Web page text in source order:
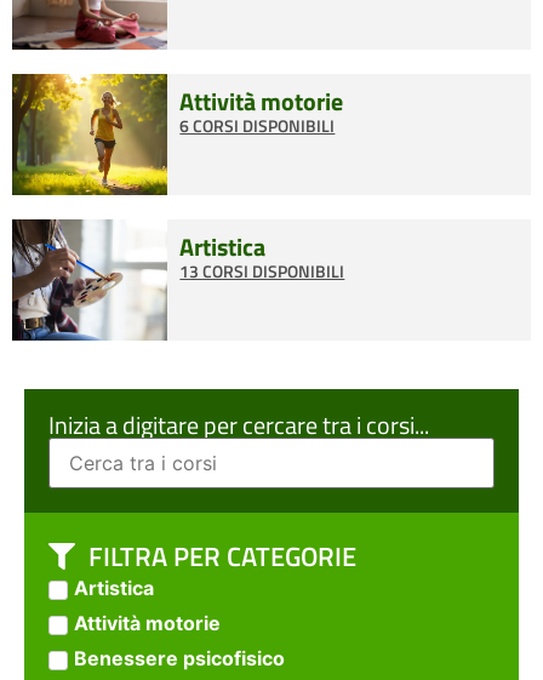
Attività motorie
6 CORSI DISPONIBILI
Artistica
13 CORSI DISPONIBILI
Inizia a digitare per cercare tra i corsi...
FILTRA PER CATEGORIE
Artistica
Attività motorie
Benessere psicofisico